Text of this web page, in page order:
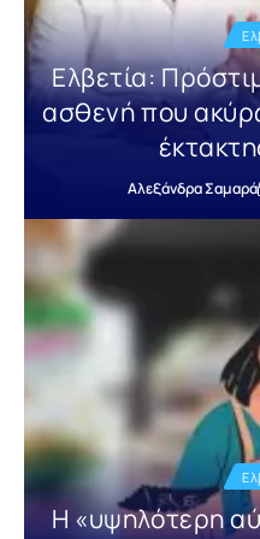
Ελβετία:
ασθενή που
Αλεξάνδρα Σαμαρά
Η «υψηλότερη